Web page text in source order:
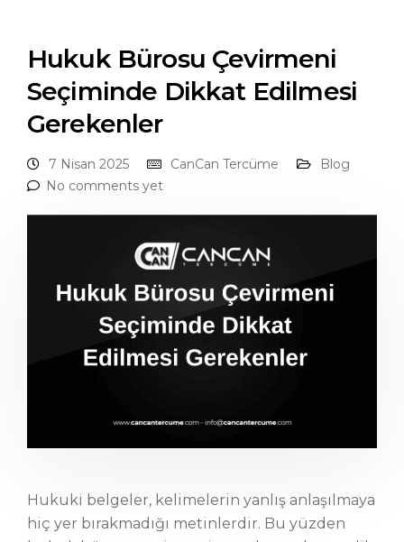
Hukuk Bürosu Çevirmeni
Seçiminde Dikkat Edilmesi
Gerekenler
7 Nisan 2025 CanCan Tercüme
Blog
No comments yet
Hukuki belgeler, kelimelerin yanlış anlaşılmaya
hiç yer bırakmadığı metinlerdir. Bu yüzden